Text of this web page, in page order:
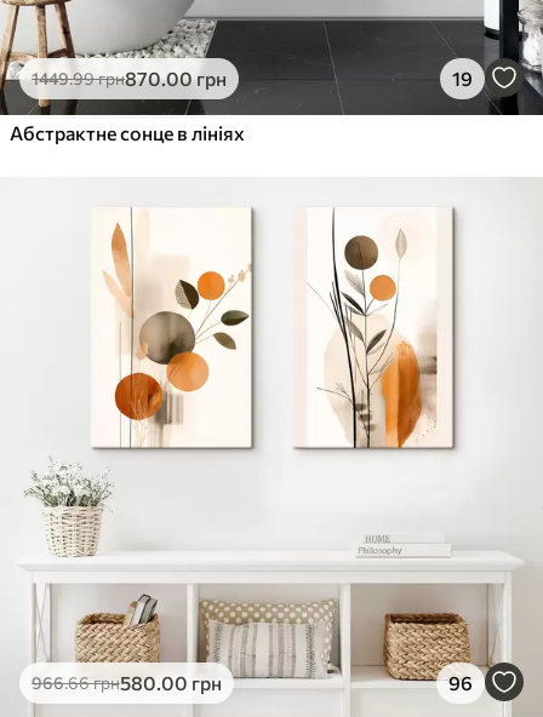
1449.99грн870.00грн 19
Абстрактне сонце в лініях
966.66грн580.00 грн 96